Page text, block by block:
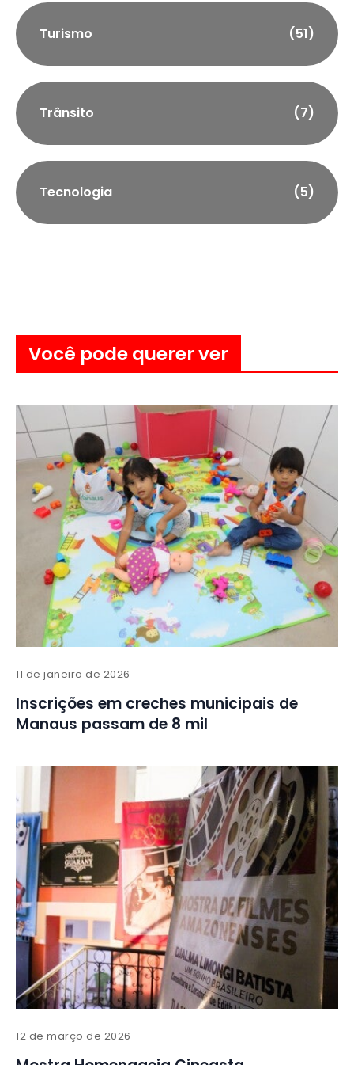
Turismo (51)
Trânsito (7)
Tecnologia (5)
Você pode querer ver
11 de janeiro de 2026
Inscrições em creches municipais de
Manaus passam de 8 mil
12 de março de 2026